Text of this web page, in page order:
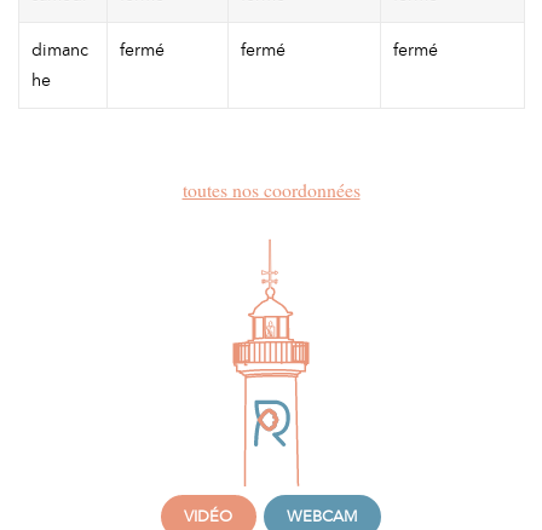
dimanc
he
fermé fermé fermé
toutes nos coordonnées
VIDÉO WEBCAM